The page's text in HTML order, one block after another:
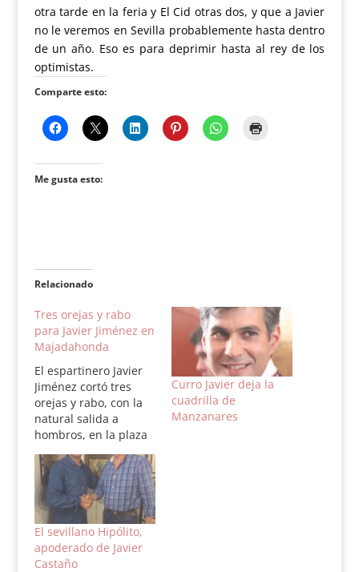
otra tarde en la feria y El Cid otras dos, y que a Javier
no le veremos en Sevilla probablemente hasta dentro
de un año. Eso es para deprimir hasta al rey de los
optimistas.
Comparte esto:
Me gusta esto:
Relacionado
Tres orejas y rabo
para Javier Jiménez en
Majadahonda
El espartinero Javier
Jiménez cortó tres
orejas y rabo, con la
natural salida a
hombros, en la plaza
de Majadahonda. La
novillada de Garzón
fue muy con dos reses
premiadas con la
vuelta al ruedo. Plaza
de toros de
Majadahonda. Tres
cuartos de entrada.
Curro Javier deja la
cuadrilla de
Manzanares
El sevillano Hipólito,
apoderado de Javier
Castaño